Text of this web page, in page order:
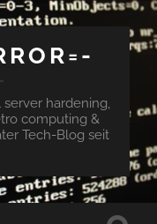
server hardening,
computing &
Tech-Blog seit